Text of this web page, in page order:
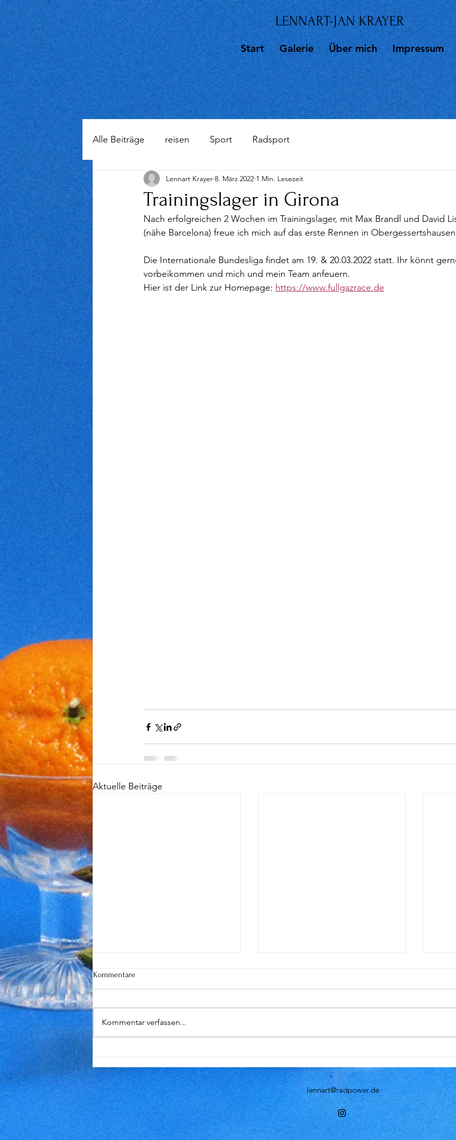
LENNART-JAN KRAYER
Start Galerie Über mich Impressum
Alle Beiträge reisen Sport Radsport
Trainingslager in Girona
Lennart Krayer 8. März 2022 1 Min. Lesezeit
Nach erfolgreichen 2 Wochen im Trainingslager, mit Max Brandl und David
(nähe Barcelona) freue ich mich auf das erste Rennen in
Die Internationale Bundesliga findet am 19. & 20.03.2022 statt. Ihr könnt
vorbeikommen und mich und mein Team anfeuern.
Hier ist der Link zur Homepage: https://www.fullgazrace.de
Aktuelle Beiträge
Emotionen
Frankreich am 01.09.2025 stand
(Frankreich) auf dem Programm.
oder
Kommentare
Kommentar verfassen...
lennart@radpower.de